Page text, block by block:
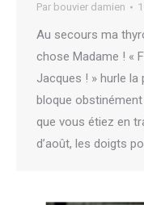
Par bouvier damien
Au secours ma
chose Madame ! «
Jacques ! » hurle la
bloque
que vous étiez en
d’août, les doigts